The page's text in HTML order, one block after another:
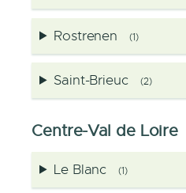
Rostrenen (1)
Saint-Brieuc (2)
Centre-Val de Loire
Le Blanc (1)